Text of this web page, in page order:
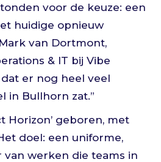
voor de keuze: een
huidige opnieuw
van Dortmont,
& IT bij Vibe
dat er nog heel veel
in Bullhorn zat.”
Horizon’ geboren, met
doel: een uniforme,
van werken die teams in